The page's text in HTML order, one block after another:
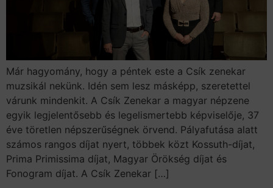
Már hagyomány, hogy a péntek este a Csík zenekar
muzsikál nekünk. Idén sem lesz másképp, szeretettel
várunk mindenkit. A Csík Zenekar a magyar népzene
egyik legjelentősebb és legelismertebb képviselője, 37
éve töretlen népszerűségnek örvend. Pályafutása alatt
számos rangos díjat nyert, többek közt Kossuth-díjat,
Prima Primissima díjat, Magyar Örökség díjat és
Fonogram díjat. A Csík Zenekar […]